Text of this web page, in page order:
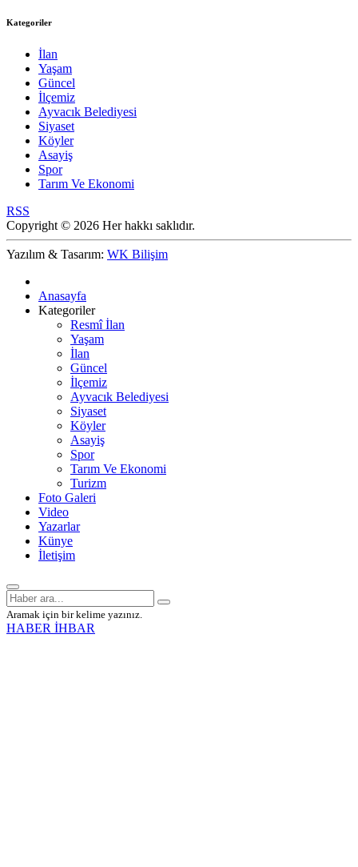
Kategoriler
İlan
Yaşam
Güncel
İlçemiz
Ayvacık Belediyesi
Siyaset
Köyler
Asayiş
Spor
Tarım Ve Ekonomi
RSS
Copyright © 2026 Her hakkı saklıdır.
Yazılım & Tasarım: WK Bilişim
Anasayfa
Kategoriler
Resmî İlan
Yaşam
İlan
Güncel
İlçemiz
Ayvacık Belediyesi
Siyaset
Köyler
Asayiş
Spor
Tarım Ve Ekonomi
Turizm
Foto Galeri
Video
Yazarlar
Künye
İletişim
Aramak için bir kelime yazınız.
HABER İHBAR